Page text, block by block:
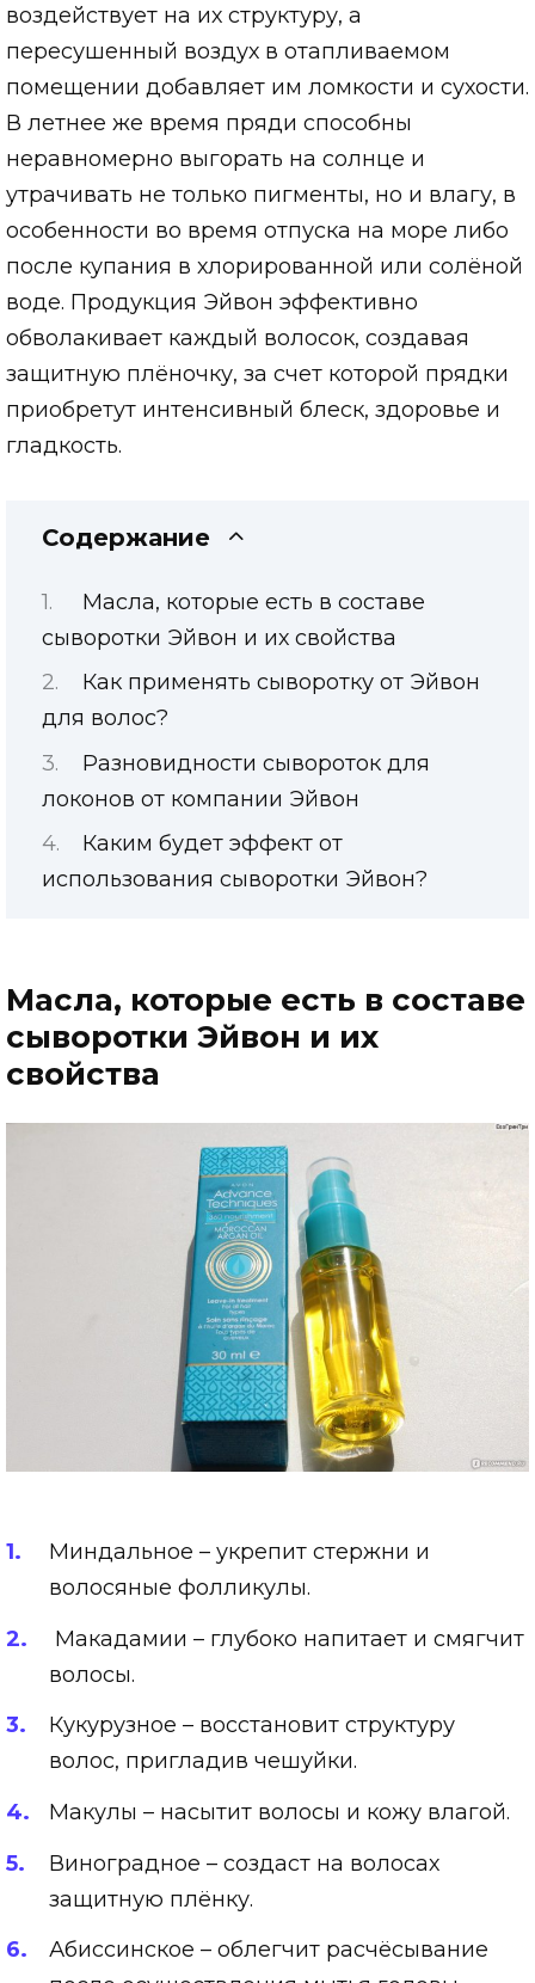
воздействует на их структуру, а
пересушенный воздух в отапливаемом
помещении добавляет им ломкости и сухости.
В летнее же время пряди способны
неравномерно выгорать на солнце и
утрачивать не только пигменты, но и влагу, в
особенности во время отпуска на море либо
после купания в хлорированной или солёной
воде. Продукция Эйвон эффективно
обволакивает каждый волосок, создавая
защитную плёночку, за счет которой прядки
приобретут интенсивный блеск, здоровье и
гладкость.
Содержание
Масла, которые есть в составе
сыворотки Эйвон и их свойства
Как применять сыворотку от Эйвон
для волос?
Разновидности сывороток для
локонов от компании Эйвон
Каким будет эффект от
использования сыворотки Эйвон?
Масла, которые есть в составе
сыворотки Эйвон и их
свойства
Миндальное – укрепит стержни и
волосяные фолликулы.
Макадамии – глубоко напитает и смягчит
волосы.
Кукурузное – восстановит структуру
волос, пригладив чешуйки.
Макулы – насытит волосы и кожу влагой.
Виноградное – создаст на волосах
защитную плёнку.
Абиссинское – облегчит расчёсывание